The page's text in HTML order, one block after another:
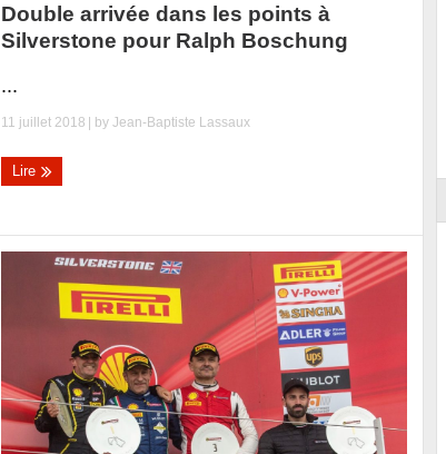
Double arrivée dans les points à
Silverstone pour Ralph Boschung
...
11 juillet 2018 | byJean-Baptiste Lassaux
Lire